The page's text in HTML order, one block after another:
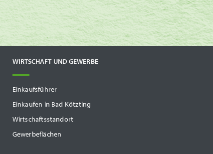
WIRTSCHAFT UND GEWERBE
Einkaufsführer
Einkaufen in Bad Kötzting
Wirtschaftsstandort
Gewerbeflächen